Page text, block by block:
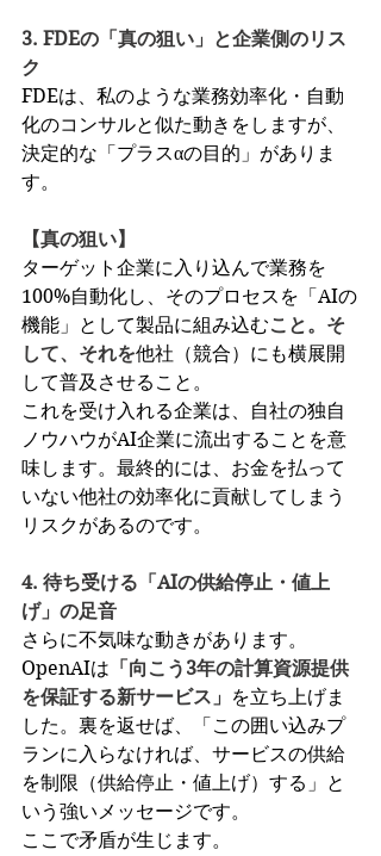
3. FDEの「真の狙い」と企業側のリス
ク
FDEは、私のような業務効率化・自動
化のコンサルと似た動きをしますが、
決定的な「プラスαの目的」がありま
す。
【真の狙い】
ターゲット企業に入り込んで業務を
100%自動化し、そのプロセスを「AIの
機能」として製品に組み込むこと。そ
して、それを他社（競合）にも横展開
して普及させること。
これを受け入れる企業は、自社の独自
ノウハウがAI企業に流出することを意
味します。最終的には、お金を払って
いない他社の効率化に貢献してしまう
リスクがあるのです。
4. 待ち受ける「AIの供給停止・値上
げ」の足音
さらに不気味な動きがあります。
OpenAIは 「向こう3年の計算資源提供
を保証する新サービス」 を立ち上げま
した。裏を返せば、「この囲い込みプ
ランに入らなければ、サービスの供給
を制限（供給停止・値上げ）する」と
いう強いメッセージです。
ここで矛盾が生じます。